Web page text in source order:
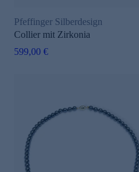
Pfeffinger Silberdesign
Collier mit Zirkonia
599,00 €